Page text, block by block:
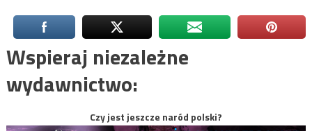
Wspieraj niezależne
wydawnictwo:
Czy jest jeszcze naród polski?